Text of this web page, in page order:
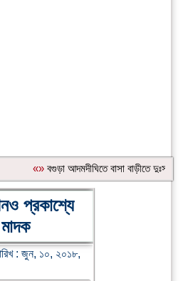
«»বগুড়া আদমদীঘিতে বাসা বাড়ীতে
প্রকাশ্যে
: জুন, ১০, ২০১৮,